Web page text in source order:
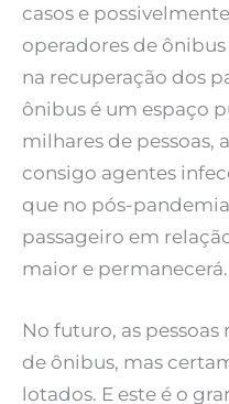
casos e
operadores de
na recuperação dos
ônibus é um espaço
milhares de pessoas,
consigo agentes
que no pós-
passageiro em
maior e permanecerá.
No futuro, as
de ônibus, mas
lotados. E este é o